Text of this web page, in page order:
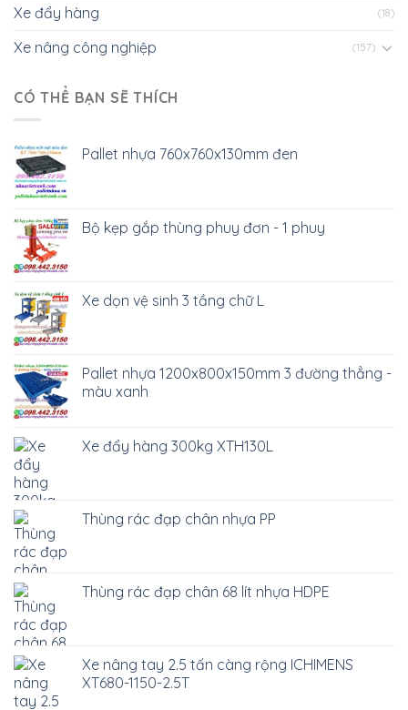
Xe đẩy hàng (18)
Xe nâng công nghiệp (157)
CÓ THỂ BẠN SẼ THÍCH
Pallet nhựa 760x760x130mm đen
Bộ kẹp gắp thùng phuy đơn - 1 phuy
Xe dọn vệ sinh 3 tầng chữ L
Pallet nhựa 1200x800x150mm 3 đường thẳng -
màu xanh
Xe đẩy hàng 300kg XTH130L
Thùng rác đạp chân nhựa PP
Thùng rác đạp chân 68 lít nhựa HDPE
Xe nâng tay 2.5 tấn càng rộng ICHIMENS
XT680-1150-2.5T